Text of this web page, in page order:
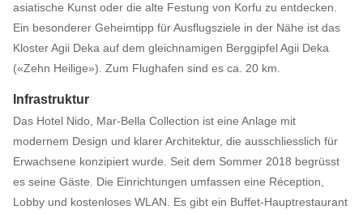
asiatische Kunst oder die alte Festung von Korfu zu entdecken.
Ein besonderer Geheimtipp für Ausflugsziele in der Nähe ist das
Kloster Agii Deka auf dem gleichnamigen Berggipfel Agii Deka
(«Zehn Heilige»). Zum Flughafen sind es ca. 20 km.
Infrastruktur
Das Hotel Nido, Mar-Bella Collection ist eine Anlage mit
modernem Design und klarer Architektur, die ausschliesslich für
Erwachsene konzipiert wurde. Seit dem Sommer 2018 begrüsst
es seine Gäste. Die Einrichtungen umfassen eine Réception,
Lobby und kostenloses WLAN. Es gibt ein Buffet-Hauptrestaurant